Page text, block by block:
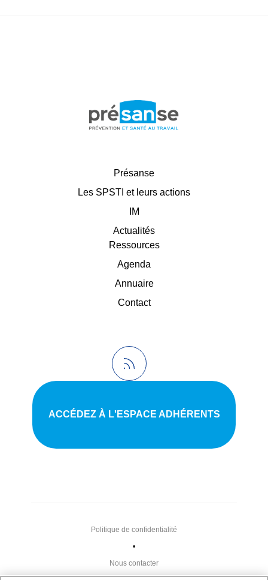
Présanse
Les SPSTI et leurs actions
IM
Actualités
Ressources
Agenda
Annuaire
Contact
ACCÉDEZ À L'ESPACE ADHÉRENTS
Nous contacter
•
Politique de confidentialité